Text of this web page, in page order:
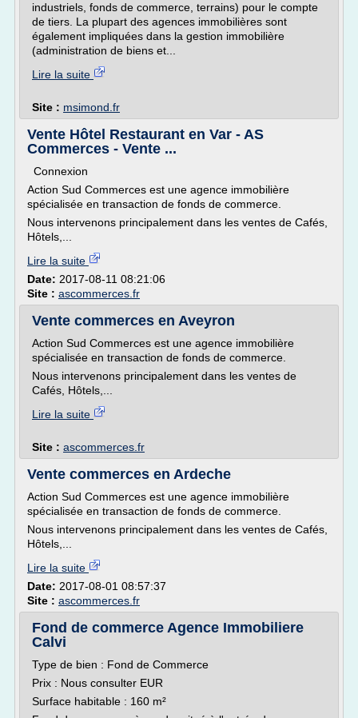
industriels, fonds de commerce, terrains) pour le compte
de tiers. La plupart des agences immobilières sont
également impliquées dans la gestion immobilière
(administration de biens et...
Lire la suite
Site : msimond.fr
Vente Hôtel Restaurant en Var - AS
Commerces - Vente ...
Connexion
Action Sud Commerces est une agence immobilière
spécialisée en transaction de fonds de commerce.
Nous intervenons principalement dans les ventes de Cafés,
Hôtels,...
Lire la suite
Date: 2017-08-11 08:21:06
Site : ascommerces.fr
Vente commerces en Aveyron
Action Sud Commerces est une agence immobilière
spécialisée en transaction de fonds de commerce.
Nous intervenons principalement dans les ventes de
Cafés, Hôtels,...
Lire la suite
Site : ascommerces.fr
Vente commerces en Ardeche
Action Sud Commerces est une agence immobilière
spécialisée en transaction de fonds de commerce.
Nous intervenons principalement dans les ventes de Cafés,
Hôtels,...
Lire la suite
Date: 2017-08-01 08:57:37
Site : ascommerces.fr
Fond de commerce Agence Immobiliere
Calvi
Type de bien : Fond de Commerce
Prix : Nous consulter EUR
Surface habitable : 160 m²